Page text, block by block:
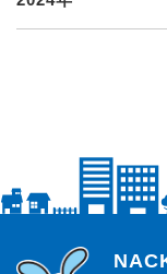
らじっと